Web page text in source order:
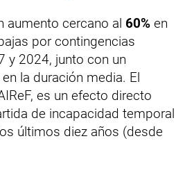
aumento cercano al 60% en
por contingencias
y 2024, junto con un
en la duración media. El
es un efecto directo
de incapacidad temporal
últimos diez años (desde